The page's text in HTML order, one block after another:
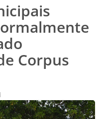
Corpus